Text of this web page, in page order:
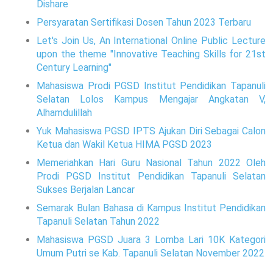
Dishare
Persyaratan Sertifikasi Dosen Tahun 2023 Terbaru
Let's Join Us, An International Online Public Lecture
upon the theme "Innovative Teaching Skills for 21st
Century Learning"
Mahasiswa Prodi PGSD Institut Pendidikan Tapanuli
Selatan Lolos Kampus Mengajar Angkatan V,
Alhamdulillah
Yuk Mahasiswa PGSD IPTS Ajukan Diri Sebagai Calon
Ketua dan Wakil Ketua HIMA PGSD 2023
Memeriahkan Hari Guru Nasional Tahun 2022 Oleh
Prodi PGSD Institut Pendidikan Tapanuli Selatan
Sukses Berjalan Lancar
Semarak Bulan Bahasa di Kampus Institut Pendidikan
Tapanuli Selatan Tahun 2022
Mahasiswa PGSD Juara 3 Lomba Lari 10K Kategori
Umum Putri se Kab. Tapanuli Selatan November 2022